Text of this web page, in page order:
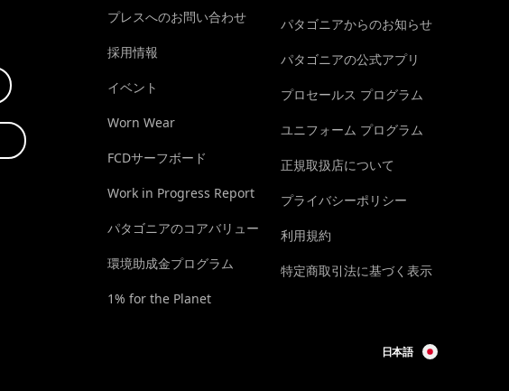
プレスへのお問い合わせ
採用情報
イベント
Worn Wear
FCDサーフボード
Work in Progress Report
パタゴニアのコアバリュー
環境助成金プログラム
1% for the Planet
パタゴニアからのお知らせ
パタゴニアの公式アプリ
プロセールス プログラム
ユニフォーム プログラム
正規取扱店について
プライバシーポリシー
利用規約
特定商取引法に基づく表示
日本語